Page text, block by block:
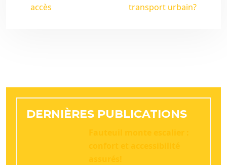
accès
transport urbain?
DERNIÈRES PUBLICATIONS
Fauteuil monte escalier :
confort et accessibilité
assurés!